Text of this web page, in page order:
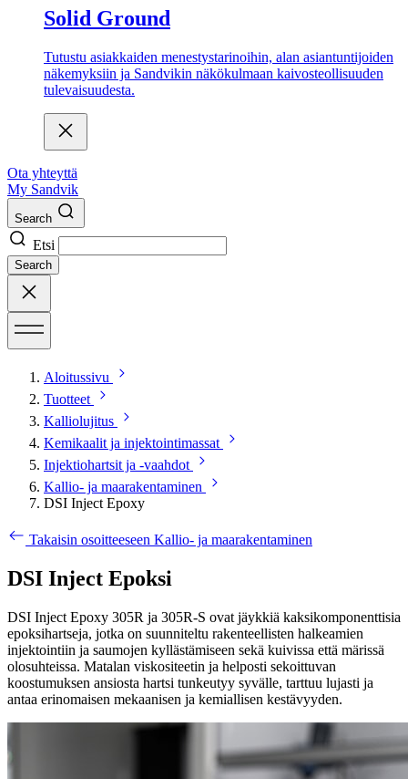
Solid Ground
Tutustu asiakkaiden menestystarinoihin, alan asiantuntijoiden
näkemyksiin ja Sandvikin näkökulmaan kaivosteollisuuden
tulevaisuudesta.
Ota yhteyttä
My Sandvik
Search
Etsi
Search
Aloitussivu
Tuotteet
Kalliolujitus
Kemikaalit ja injektointimassat
Injektiohartsit ja -vaahdot
Kallio- ja maarakentaminen
DSI Inject Epoxy
Takaisin osoitteeseen Kallio- ja maarakentaminen
DSI Inject Epoksi
DSI Inject Epoxy 305R ja 305R-S ovat jäykkiä kaksikomponenttisia
epoksihartseja, jotka on suunniteltu rakenteellisten halkeamien
injektointiin ja saumojen kyllästämiseen sekä kuivissa että märissä
olosuhteissa. Matalan viskositeetin ja helposti sekoittuvan
koostumuksen ansiosta hartsi tunkeutyy syvälle, tarttuu lujasti ja
antaa erinomaisen mekaanisen ja kemiallisen kestävyyden.